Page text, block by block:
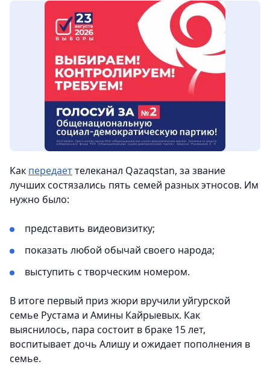
Как передаеттелеканал Qazaqstan, за звание
лучших состязались пять семей разных этносов. Им
нужно было:
представить видеовизитку;
показать любой обычай своего народа;
выступить с творческим номером.
В итоге первый приз жюри вручили уйгурской
семье Рустама и Амины Кайрыевых. Как
выяснилось, пара состоит в браке 15 лет,
воспитывает дочь Алишу и ожидает пополнения в
семье.